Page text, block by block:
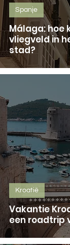
Málaga: hoe
vliegveld in
stad?
Spanje
Vakantie
een roadtrip
Kroatië